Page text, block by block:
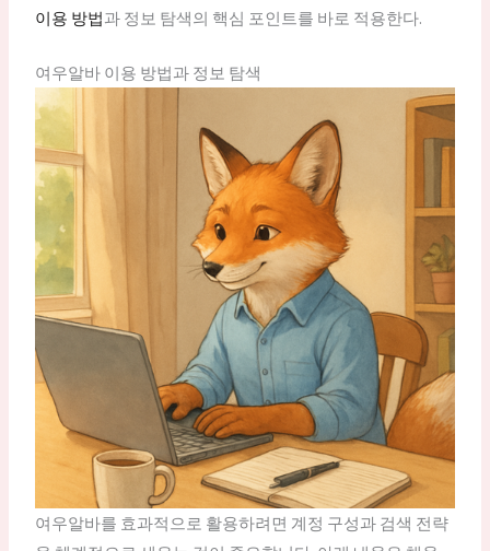
이용 방법과 정보 탐색의 핵심 포인트를 바로 적용한다.
여우알바 이용 방법과 정보 탐색
여우알바를 효과적으로 활용하려면 계정 구성과 검색 전략